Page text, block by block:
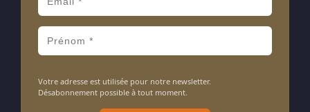
Votre adresse est utilisée pour notre newsletter.
Désabonnement possible à tout moment.